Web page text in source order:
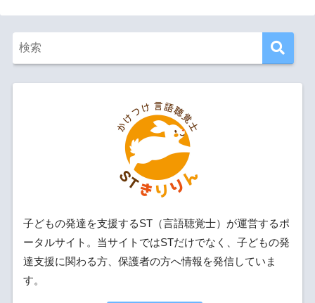
子どもの発達を支援するST（言語聴覚士）が運営するポ
ータルサイト。当サイトではSTだけでなく、子どもの発
達支援に関わる方、保護者の方へ情報を発信していま
す。